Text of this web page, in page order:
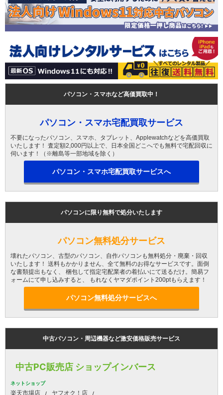
パソコン・スマホなど高価買取中！
パソコン・スマホ宅配買取サービス
不要になったパソコン、スマホ、タブレット、Applewatchなどを高価買取
いたします！ 査定額2,000円以上で、日本全国どこへでも無料で宅配回収に
伺います！（※離島等一部地域を除く）
パソコン・スマホ宅配買取サービスへ
パソコンに限り無料で処分いたします
パソコン無料処分サービス
壊れたパソコン、古型のパソコン、自作パソコンも無料処分・廃棄・回収
いたします！ 送料もかかりません、全て無料のお得なサービスです。面倒
な書類提出もなく、 梱包して指定宅配業者の着払いにて送るだけ。簡易フ
ォームにて申し込みすると、 もれなくヤマダポイント200ptもらえます！
パソコン無料処分サービスへ
中古パソコン・周辺機器など激安価格販売サービス
中古PC販売店 ショップインバース
ネットショップ
楽天市場店 ヤフオク！店